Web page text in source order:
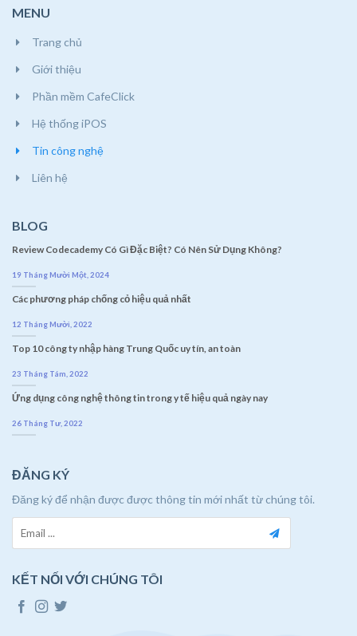
MENU
Trang chủ
Giới thiệu
Phần mềm CafeClick
Hệ thống iPOS
Tin công nghệ
Liên hệ
BLOG
Review Codecademy Có Gì Đặc Biệt? Có Nên Sử Dụng Không?
19 Tháng Mười Một, 2024
Các phương pháp chống cỏ hiệu quả nhất
12 Tháng Mười, 2022
Top 10 công ty nhập hàng Trung Quốc uy tín, an toàn
23 Tháng Tám, 2022
Ứng dụng công nghệ thông tin trong y tế hiệu quả ngày nay
26 Tháng Tư, 2022
ĐĂNG KÝ
Đăng ký để nhận được được thông tin mới nhất từ chúng tôi.
KẾT NỐI VỚI CHÚNG TÔI